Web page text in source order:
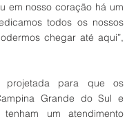
em nosso coração há um
todos os nossos
chegar até aqui”,
para que os
Grande do Sul e
um atendimento